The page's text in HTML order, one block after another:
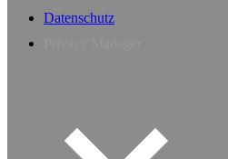
Datenschutz